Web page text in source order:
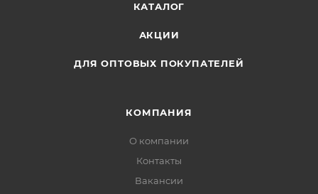
КАТАЛОГ
АКЦИИ
ДЛЯ ОПТОВЫХ ПОКУПАТЕЛЕЙ
КОМПАНИЯ
О компании
Контакты
Вакансии